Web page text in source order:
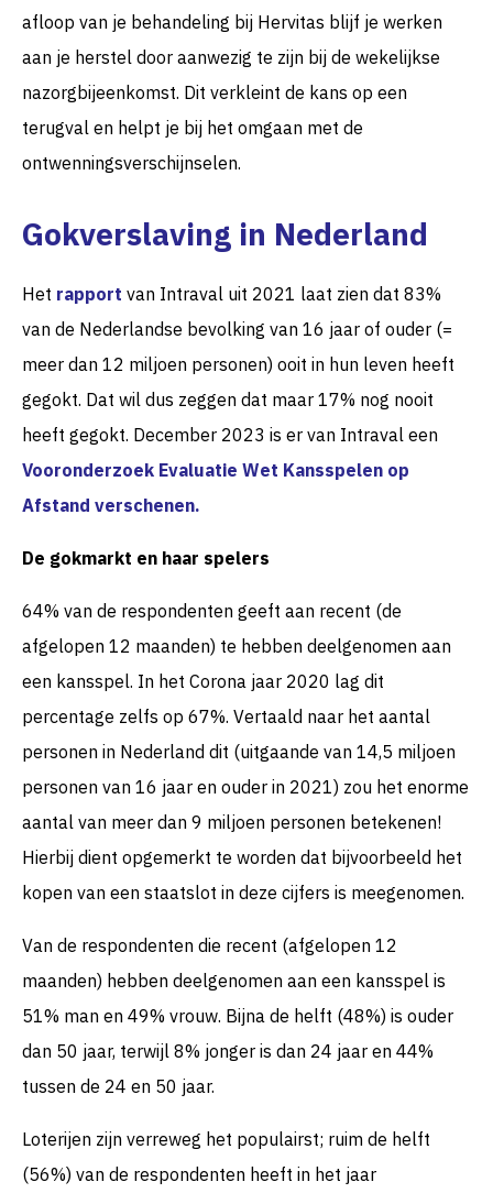
afloop van je behandeling bij Hervitas blijf je werken
aan je herstel door aanwezig te zijn bij de wekelijkse
nazorgbijeenkomst. Dit verkleint de kans op een
terugval en helpt je bij het omgaan met de
ontwenningsverschijnselen.
Gokverslaving in Nederland
Het rapport van Intraval uit 2021 laat zien dat 83%
van de Nederlandse bevolking van 16 jaar of ouder (=
meer dan 12 miljoen personen) ooit in hun leven heeft
gegokt. Dat wil dus zeggen dat maar 17% nog nooit
heeft gegokt. December 2023 is er van Intraval een
Vooronderzoek Evaluatie Wet Kansspelen op
Afstand verschenen.
De gokmarkt en haar spelers
64% van de respondenten geeft aan recent (de
afgelopen 12 maanden) te hebben deelgenomen aan
een kansspel. In het Corona jaar 2020 lag dit
percentage zelfs op 67%. Vertaald naar het aantal
personen in Nederland dit (uitgaande van 14,5 miljoen
personen van 16 jaar en ouder in 2021) zou het enorme
aantal van meer dan 9 miljoen personen betekenen!
Hierbij dient opgemerkt te worden dat bijvoorbeeld het
kopen van een staatslot in deze cijfers is meegenomen.
Van de respondenten die recent (afgelopen 12
maanden) hebben deelgenomen aan een kansspel is
51% man en 49% vrouw. Bijna de helft (48%) is ouder
dan 50 jaar, terwijl 8% jonger is dan 24 jaar en 44%
tussen de 24 en 50 jaar.
Loterijen zijn verreweg het populairst; ruim de helft
(56%) van de respondenten heeft in het jaar